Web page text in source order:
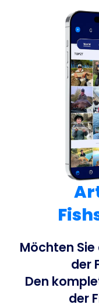
Möchten
der
Den
der